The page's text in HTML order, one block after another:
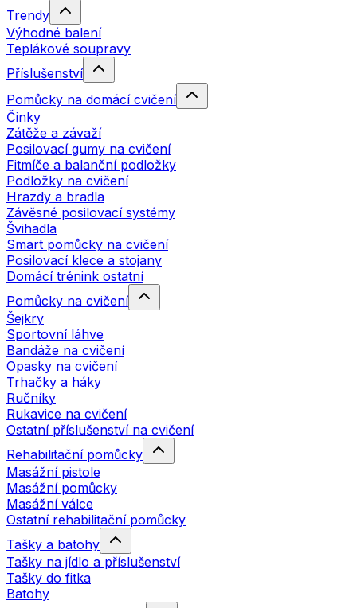
Trendy
Výhodné balení
Teplákové soupravy
Příslušenství
Pomůcky na domácí cvičení
Činky
Zátěže a závaží
Posilovací gumy na cvičení
Fitmíče a balanční podložky
Podložky na cvičení
Hrazdy a bradla
Závěsné posilovací systémy
Švihadla
Smart pomůcky na cvičení
Posilovací klece a stojany
Domácí trénink ostatní
Pomůcky na cvičení
Šejkry
Sportovní láhve
Bandáže na cvičení
Opasky na cvičení
Trhačky a háky
Ručníky
Rukavice na cvičení
Ostatní příslušenství na cvičení
Rehabilitační pomůcky
Masážní pistole
Masážní pomůcky
Masážní válce
Ostatní rehabilitační pomůcky
Tašky a batohy
Tašky na jídlo a příslušenství
Tašky do fitka
Batohy